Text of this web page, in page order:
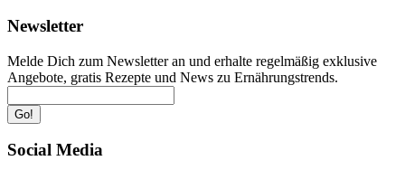
Newsletter
Melde Dich zum Newsletter an und erhalte regelmäßig exklusive
Angebote, gratis Rezepte und News zu Ernährungstrends.
Go!
Social Media